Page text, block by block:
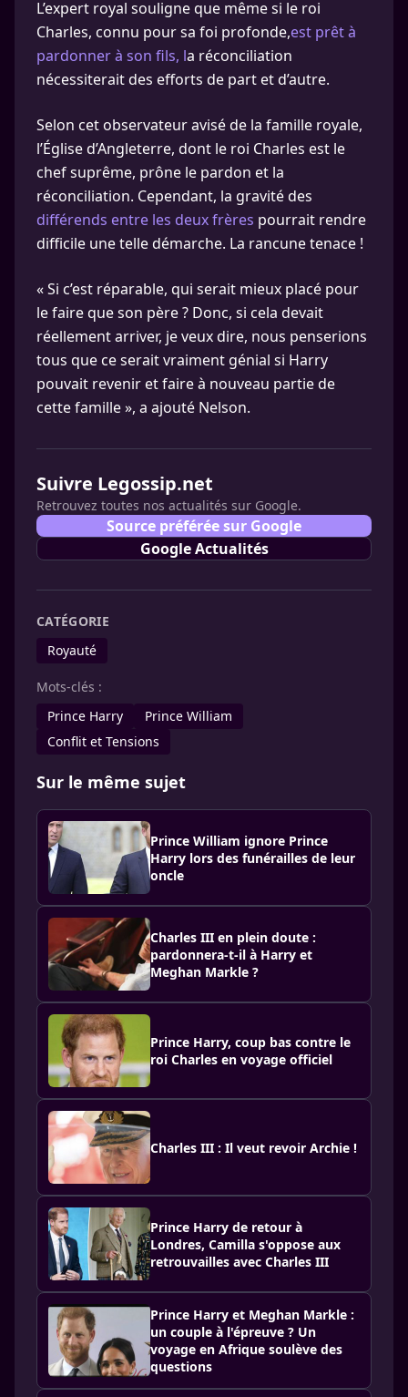
L’expert royal souligne que même si le roi
Charles, connu pour sa foi profonde,est prêt à
pardonner à son fils, la réconciliation
nécessiterait des efforts de part et d’autre.
Selon cet observateur avisé de la famille royale,
l’Église d’Angleterre, dont le roi Charles est le
chef suprême, prône le pardon et la
réconciliation. Cependant, la gravité des
différends entre les deux frères pourrait rendre
difficile une telle démarche. La rancune tenace !
« Si c’est réparable, qui serait mieux placé pour
le faire que son père ? Donc, si cela devait
réellement arriver, je veux dire, nous penserions
tous que ce serait vraiment génial si Harry
pouvait revenir et faire à nouveau partie de
cette famille », a ajouté Nelson.
Suivre Legossip.net
Retrouvez toutes nos actualités sur Google.
Source préférée sur Google
Google Actualités
CATÉGORIE
Royauté
Mots-clés :
Prince Harry
Prince William
Conflit et Tensions
Sur le même sujet
Prince William ignore Prince
Harry lors des funérailles de leur
oncle
Charles III en plein doute :
pardonnera-t-il à Harry et
Meghan Markle ?
Prince Harry, coup bas contre le
roi Charles en voyage officiel
Charles III : Il veut revoir Archie !
Prince Harry de retour à
Londres, Camilla s'oppose aux
retrouvailles avec Charles III
Prince Harry et Meghan Markle :
un couple à l'épreuve ? Un
voyage en Afrique soulève des
questions